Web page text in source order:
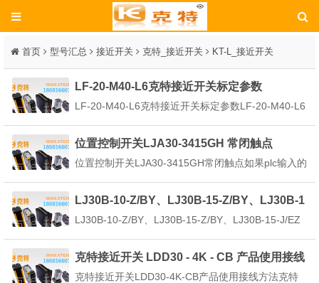
首页 型号汇总 接近开关 克特_接近开关 KT-L_接近开关
LF-20-M40-L6克特接近开关标定参数
LF-20-M40-L6克特接近开关标定参数LF-20-M40-L6
型，可以用以检测各种金属体，灵敏度，频率响应
快，重复定位精度，瞬变过程短，输出功率大,急电特
性好，工作稳定可靠，使...
位置控制开关LJA30-3415GH 常闭触点
位置控制开关LJA30-3415GH常闭触点如果plc输入的
实就是利用三极管的饱和和截止，输出两种状态，属
于开关型传感器。但输出信...
LJ30B-10-Z/BY、LJ30B-15-Z/BY、LJ30B-1
5-J/EZ克特接近开关
LJ30B-10-Z/BY、LJ30B-15-Z/BY、LJ30B-15-J/EZ
30B-15-J/EZ克特接近开关系列LJ30B-10-Z/AX、LJ3
0B-10-Z...
克特接近开关 LDD30 - 4K - CB 产品使用接线
方法
克特接近开关LDD30-4K-CB产品使用接线方法克特